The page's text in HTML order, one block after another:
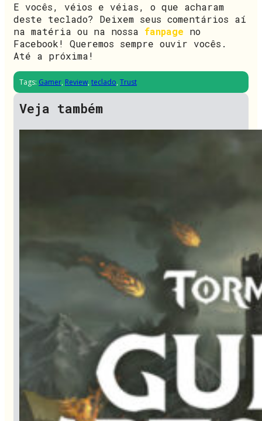
E vocês, véios e véias, o que acharam
deste teclado? Deixem seus comentários aí
na matéria ou na nossa fanpage no
Facebook! Queremos sempre ouvir vocês.
Até a próxima!
Tags: Gamer, Review, teclado, Trust
Veja também